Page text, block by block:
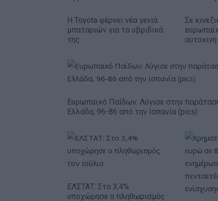
Η Toyota φέρνει νέα γενιά
μπαταριών για τα υβριδικά
της
Σε
Ευρωπαϊκό Παίδων: Λύγισε στην
Ελλάδα, 96-86 από την Ισπανία (pics)
ΕΛΣΤΑΤ: Στο 3,4%
υποχώρησε ο πληθωρισμός